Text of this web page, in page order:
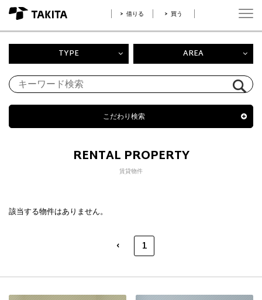
借りる 買う
TYPE AREA
こだわり検索
RENTAL PROPERTY
賃貸物件
該当する物件はありません。
‹ 1